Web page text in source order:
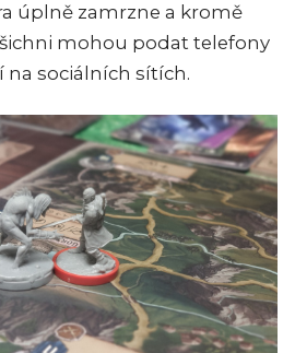
úplně zamrzne a kromě
mohou podat telefony
sociálních sítích.